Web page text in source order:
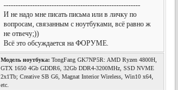
---------------------------------------------------------
И не надо мне писать письма или в личку по
вопросам, связанным с ноутбуками, всё равно ж
не отвечу;))
Всё это обсуждается на ФОРУМЕ.
Модель ноутбука: TongFang GK7NP5R: AMD Ryzen 4800H,
GTX 1650 4Gb GDDR6, 32Gb DDR4-3200MHz, SSD NVME
2x1Tb; Creative SB G6, Magnat Interior Wireless, Win10 x64,
etc.